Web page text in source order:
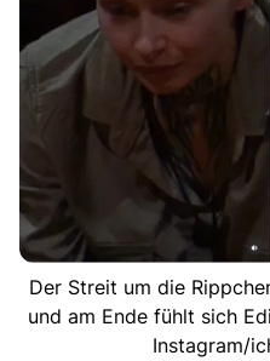
Der Streit um die
und am Ende fühlt sich
Instagram/